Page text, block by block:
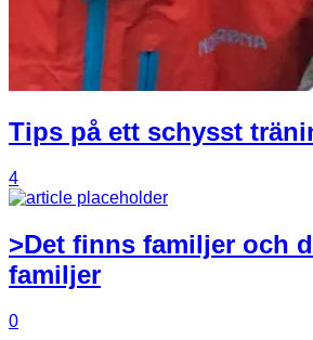
Tips på ett schysst
4
>Det finns familjer och
familjer
0